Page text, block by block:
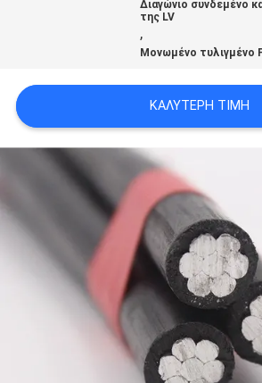
PRIVACY
POLICY
Διαγώνιο συνδεμένο
της LV
,
Μονωμένο τυλιγμένο
ΚΑΛΎΤΕΡΗ ΤΙΜΉ